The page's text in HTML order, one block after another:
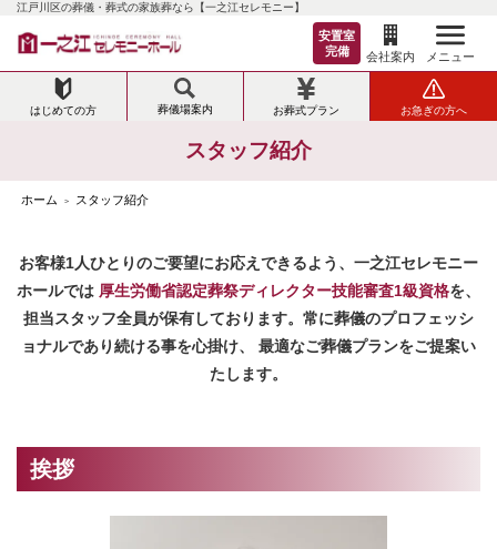
江戸川区の葬儀・葬式の家族葬なら【一之江セレモニー】
安置室
完備
会社案内 メニュー
はじめての方 葬儀場案内 お葬式プラン お急ぎの方へ
スタッフ紹介
ホーム > スタッフ紹介
お客様1人ひとりのご要望にお応えできるよう、一之江セレモニー
ホールでは 厚生労働省認定葬祭ディレクター技能審査1級資格を、
担当スタッフ全員が保有しております。 常に葬儀のプロフェッシ
ョナルであり続ける事を心掛け、
最適なご葬儀プランをご提案い
たします。
挨拶